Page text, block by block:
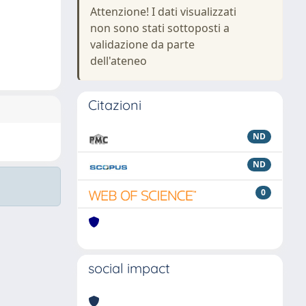
Attenzione! I dati visualizzati
non sono stati sottoposti a
validazione da parte
dell'ateneo
Citazioni
ND
ND
0
social impact